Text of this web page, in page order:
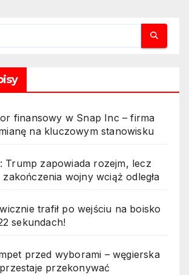
więcej za ropę? 3.
podwyżek cen
Ukrainy w
cele Rosji 4.
na Rosję mogą
ceny ropy 5.
rynek ropy pod
ukraińskich
– co to oznacza
finansowy w Snap Inc – firma
na kluczowym stanowisku
Trump zapowiada rozejm, lecz
wojny wciąż odległa
trafił po wejściu na boisko
sekundach!
przed wyborami – węgierska
przekonywać